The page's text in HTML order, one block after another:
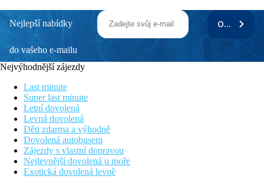
Nejlepší nabídky
do vašeho e-mailu
ODEBÍRAT
Nejvýhodnější zájezdy
Last minute
Super last minute
Letní dovolená
Levná dovolená
Děti zdarma a výhodně
Dovolená autobusem
Zájezdy s vlastní dopravou
Nejlevnější dovolená u moře
Exotická dovolená levně